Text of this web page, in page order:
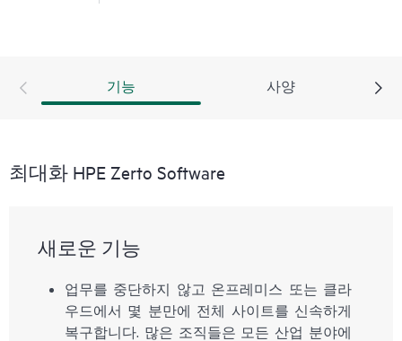
기능 사양
최대화 HPE Zerto Software
새로운 기능
업무를 중단하지 않고 온프레미스 또는 클라
우드에서 몇 분만에 전체 사이트를 신속하게
복구합니다. 많은 조직들은 모든 산업 분야에